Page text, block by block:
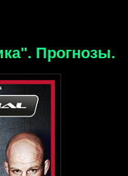
Прогнозы.